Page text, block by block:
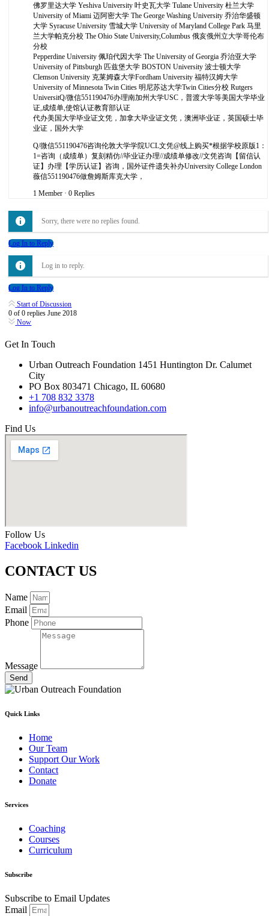
佛罗里达大学 Yeshiva University 叶史瓦大学 Tulane University 杜兰大学
University of Miami 迈阿密大学 The George Washing University 乔治华盛顿
大学 Syracuse University 雪城大学 University of Maryland College Park 马里
兰大学帕克分校 The Ohio State University,Columbus 俄亥俄州立大学哥伦布
分校
Pepperdine University 佩珀代因大学 The University of Georgia 乔治亚大学
University of Pittsburgh 匹兹堡大学 BOSTON University 波士顿大学
Clemson University 克莱姆森大学Fordham University 福特汉姆大学
University of Minnesota Twin Cities 明尼苏达大学Twin Cities分校 Rutgers
UniversitQ/微信551190476办理南加州大学USC，普渡大学等美国大学毕业
证,成绩单,使馆认证教育部认证
代办美国大学毕业证文凭，加拿大毕业证文凭，澳洲毕业证，英国硕士毕
业证，国外大学
Q/微信551190476咨询伦敦大学学院UCL文凭@线上购买*根据学校原版1：
1=咨询（成绩单）复刻精仿//毕业证办理//成绩单修改//文凭咨询【留信认
证】办理【学历认证】咨询，国外证件遗失补办University College London
薇信551190476做詹姆斯库克大学，
1 Member · 0 Replies
Sorry, there were no replies found.
Log In to Reply
Log in to reply.
Log In to Reply
Start of Discussion
0 of0 repliesJune 2018
Now
Get In Touch
Urban Outreach Foundation 1451 Huntington Dr. Calumet
City
PO Box 803471 Chicago, IL 60680
+1 708 832 3378
info@urbanoutreachfoundation.com
Find Us
Follow Us
Facebook Linkedin
CONTACT US
Name
Email
Phone
Message
Send
Quick Links
Home
Our Team
Support Our Work
Contact
Donate
Services
Coaching
Courses
Curriculum
Subscribe
Subscribe to Email Updates
Email